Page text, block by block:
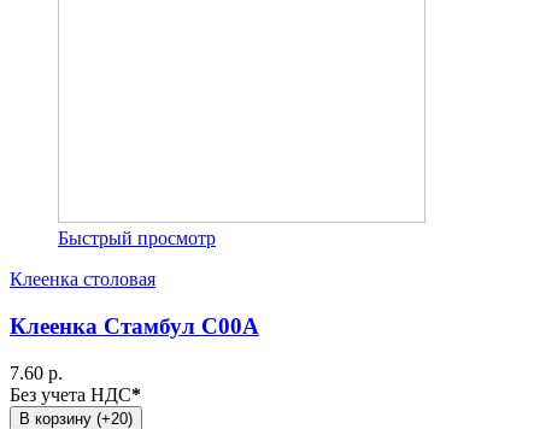
Быстрый просмотр
Клеенка столовая
Клеенка Стамбул C00A
7.60 р.
Без учета НДС*
В корзину (+20)